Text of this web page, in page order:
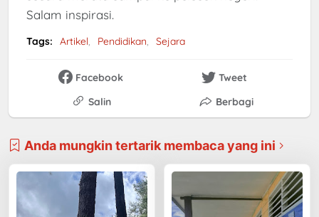
Salam inspirasi.
Tags: Artikel Pendidikan Sejara
Facebook
Tweet
Salin
Berbagi
Anda mungkin tertarik membaca yang ini